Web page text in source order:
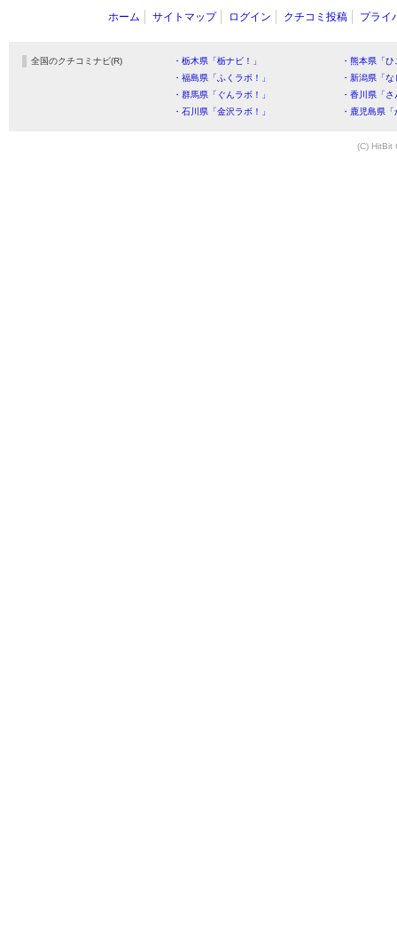
ホーム サイトマップ ログイン クチコミ投稿 プライ
全国のクチコミナビ(R) ・栃木県「栃ナビ！」
・熊本県「
・福島県「ふくラボ！」
・新潟県「
・群馬県「ぐんラボ！」
・香川県「
・石川県「金沢ラボ！」
・鹿児島県
(C) HitBit